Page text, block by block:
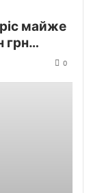
майже
грн
0